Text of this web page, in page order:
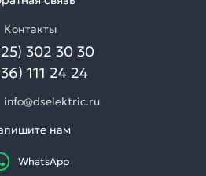
Контакты
302 30 30
111 24 24
info@dselektric.ru
нам
WhatsApp